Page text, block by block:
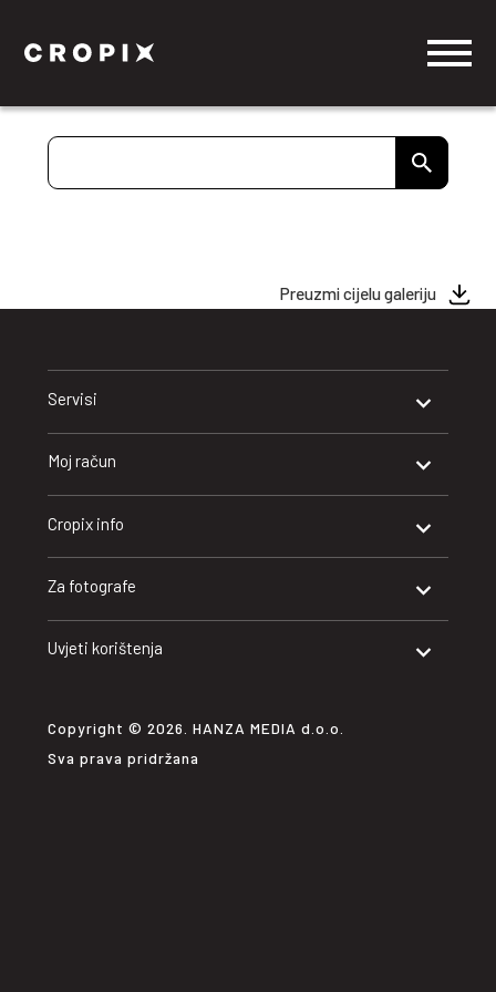
Preuzmi cijelu galeriju
Servisi
Moj račun
Cropix info
Za fotografe
Uvjeti korištenja
Copyright © 2026. HANZA MEDIA d.o.o.
Sva prava pridržana